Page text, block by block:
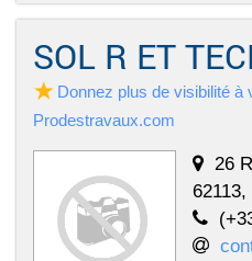
SOL R ET
Donnez plus de visibilité à
Prodestravaux.com
26